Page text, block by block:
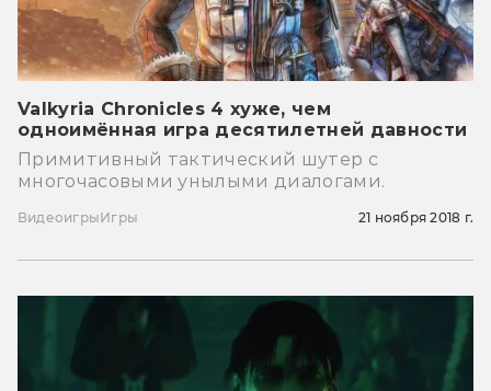
Valkyria Chronicles 4 хуже, чем
одноимённая игра десятилетней давности
Примитивный тактический шутер с
многочасовыми унылыми диалогами.
ВидеоигрыИгры 21 ноября 2018 г.